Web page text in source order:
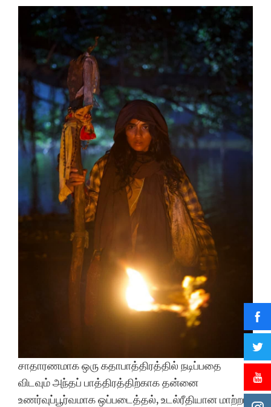
சாதாரணமாக ஒரு கதாபாத்திரத்தில் நடிப்பதை
விடவும் அந்தப் பாத்திரத்திற்காக தன்னை
உணர்வுப்பூர்வமாக ஒப்படைத்தல், உடல்ரீதியான மாற்றம்